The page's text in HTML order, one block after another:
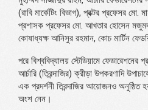
(রাবি মার্কেটিং বিভাগ), প্রক্টর প্রফেসর
প্রশাসক প্রফেসর মো. আখতার হোসেন
কোষাধ্যক্ষ আনিসুর রহমান, কোচ মার্টিন
পরে বিশ্ববিদ্যালয় স্টেডিয়ামে ফেডারেশনের
আর্চারি (তিরন্দাজির) ক্রীড়া উপকরণাদি
এক প্রদর্শনী তিরন্দাজির আয়োজনও অনুষ্ঠিত
অংশ নেন।